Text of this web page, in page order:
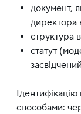
документ,
директора
структура
статут
способами: